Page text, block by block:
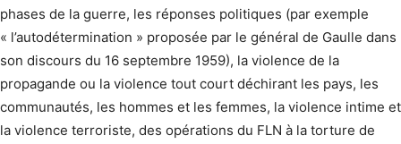
phases de la guerre, les réponses politiques (par exemple
« l’autodé­termination » proposée par le général de Gaulle dans
son discours du 16 septembre 1959), la violence de la
propagande ou la violence tout court déchirant les pays, les
communautés, les hommes et les femmes, la violence intime et
la violence terroriste, des opérations du FLN à la torture de